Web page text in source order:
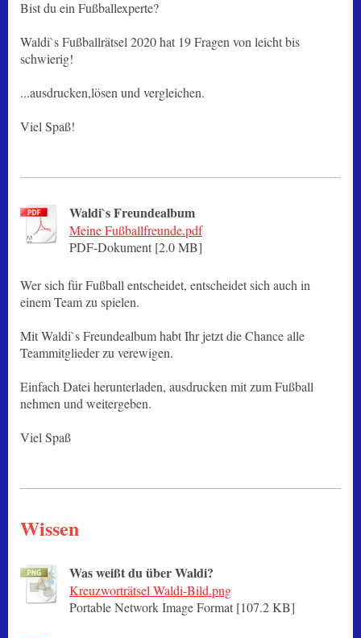
Bist du ein Fußballexperte?
Waldi`s Fußballrätsel 2020 hat 19 Fragen von leicht bis
schwierig!
...ausdrucken,lösen und vergleichen.
Viel Spaß!
Waldi`s Freundealbum
Meine Fußballfreunde.pdf
PDF-Dokument [2.0 MB]
Wer sich für Fußball entscheidet, entscheidet sich auch in
einem Team zu spielen.
Mit Waldi`s Freundealbum habt Ihr jetzt die Chance alle
Teammitglieder zu verewigen.
Einfach Datei herunterladen, ausdrucken mit zum Fußball
nehmen und weitergeben.
Viel Spaß
Wissen
Was weißt du über Waldi?
Kreuzworträtsel Waldi-Bild.png
Portable Network Image Format [107.2 KB]